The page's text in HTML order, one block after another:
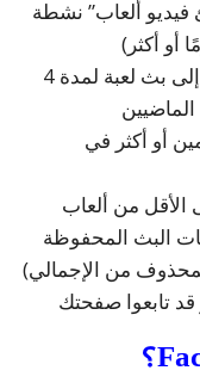
ألعاب” نشطة
مع وضع علامة على اللعبة ، تحتاج إلى بث لعبة لمدة 4
أو أكثر في
ساعات على الأقل من ألعاب
البث المحفوظة
من الإجمالي)